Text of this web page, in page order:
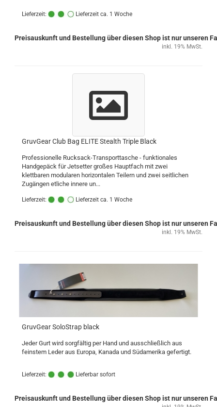
Lieferzeit: Lieferzeit ca. 1 Woche
Preisauskunft und Bestellung über diesen Shop ist nur unseren
inkl. 19% MwSt.
GruvGear Club Bag ELITE Stealth Triple Black
Professionelle Rucksack-Transporttasche - funktionales
Handgepäck für Jetsetter großes Hauptfach mit zwei
klettbaren modularen horizontalen Teilern und zwei seitlichen
Zugängen etliche innere un...
Lieferzeit: Lieferzeit ca. 1 Woche
Preisauskunft und Bestellung über diesen Shop ist nur unseren
inkl. 19% MwSt.
GruvGear SoloStrap black
Jeder Gurt wird sorgfältig per Hand und ausschließlich aus
feinstem Leder aus Europa, Kanada und Südamerika gefertigt.
Lieferzeit: Lieferbar sofort
Preisauskunft und Bestellung über diesen Shop ist nur unseren